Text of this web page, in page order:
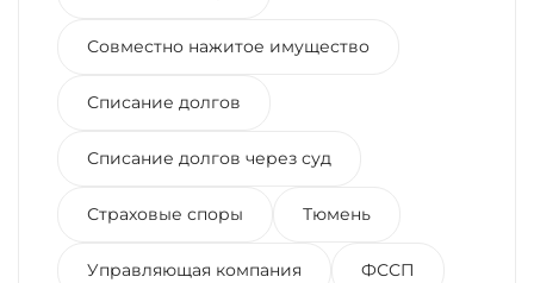
Совместно нажитое имущество
Списание долгов
Списание долгов через суд
Страховые споры Тюмень
Управляющая компания ФССП